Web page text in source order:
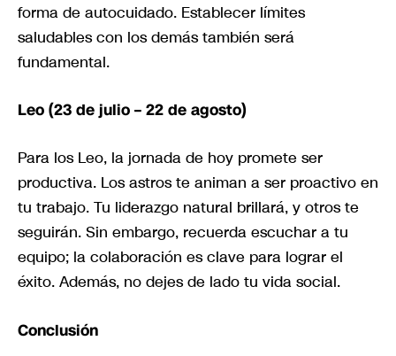
forma de autocuidado. Establecer límites
saludables con los demás también será
fundamental.
Leo (23 de julio – 22 de agosto)
Para los Leo, la jornada de hoy promete ser
productiva. Los astros te animan a ser proactivo en
tu trabajo. Tu liderazgo natural brillará, y otros te
seguirán. Sin embargo, recuerda escuchar a tu
equipo; la colaboración es clave para lograr el
éxito. Además, no dejes de lado tu vida social.
Conclusión